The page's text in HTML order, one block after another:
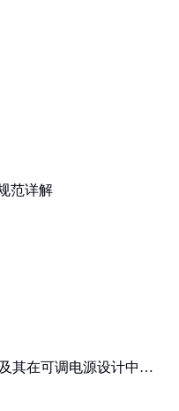
范详解
其在可调电源设计中的